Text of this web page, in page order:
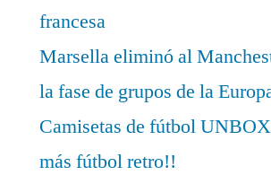
francesa
Marsella eliminó al
la fase de grupos de la
Camisetas de fútbol
más fútbol retro!!